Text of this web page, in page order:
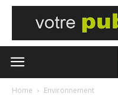
Home Environnement